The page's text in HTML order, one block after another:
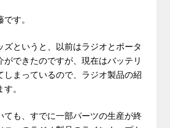
す。
ズというと、以前はラジオとポータ
ができたのですが、現在はバッテリ
しまっているので、ラジオ製品の紹
。
ても、すでに一部パーツの生産が終